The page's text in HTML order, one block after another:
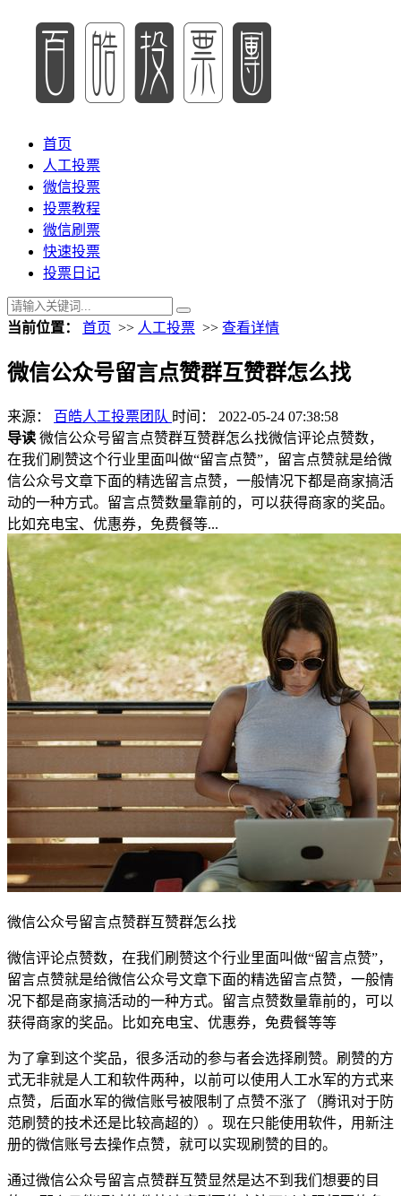
首页
人工投票
微信投票
投票教程
微信刷票
快速投票
投票日记
当前位置： 首页 >> 人工投票 >> 查看详情
微信公众号留言点赞群互赞群怎么找
来源： 百皓人工投票团队 时间： 2022-05-24 07:38:58
导读 微信公众号留言点赞群互赞群怎么找微信评论点赞数，
在我们刷赞这个行业里面叫做“留言点赞”，留言点赞就是给微
信公众号文章下面的精选留言点赞，一般情况下都是商家搞活
动的一种方式。留言点赞数量靠前的，可以获得商家的奖品。
比如充电宝、优惠券，免费餐等...
微信公众号留言点赞群互赞群怎么找
微信评论点赞数，在我们刷赞这个行业里面叫做“留言点赞”，
留言点赞就是给微信公众号文章下面的精选留言点赞，一般情
况下都是商家搞活动的一种方式。留言点赞数量靠前的，可以
获得商家的奖品。比如充电宝、优惠券，免费餐等等
为了拿到这个奖品，很多活动的参与者会选择刷赞。刷赞的方
式无非就是人工和软件两种，以前可以使用人工水军的方式来
点赞，后面水军的微信账号被限制了点赞不涨了（腾讯对于防
范刷赞的技术还是比较高超的）。现在只能使用软件，用新注
册的微信账号去操作点赞，就可以实现刷赞的目的。
通过微信公众号留言点赞群互赞显然是达不到我们想要的目